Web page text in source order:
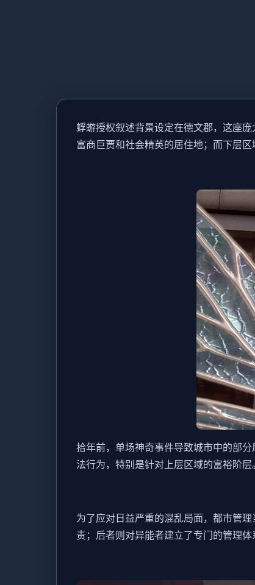
蜉蝣授权叙述背景设定在德文郡，这座
富商巨贾和社会精英的居住地；而下层
拾年前，单场神奇事件导致城市中的部
法行为，特别是针对上层区域的富裕阶
为了应对日益严重的混乱局面，都市管
责；后者则对异能者建立了专门的管理体